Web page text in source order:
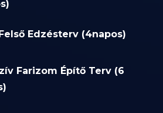
Edzésterv (4napos)
Farizom Építő Terv (6